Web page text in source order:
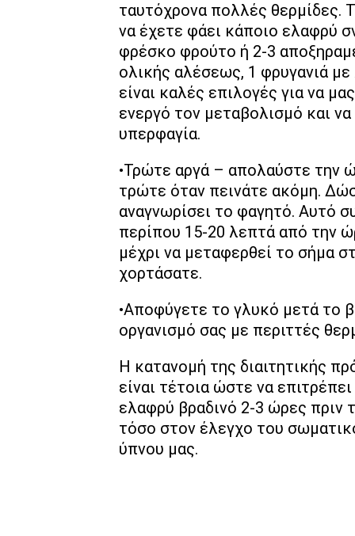
ταυτόχρονα πολλές θερμίδες.
να έχετε φάει κάποιο ελαφρύ
φρέσκο φρούτο ή 2-3
ολικής αλέσεως, 1 φρυγανιά
είναι καλές επιλογές για να
ενεργό τον μεταβολισμό και
υπερφαγία.
•Τρώτε αργά – απολαύστε την
τρώτε όταν πεινάτε ακόμη.
αναγνωρίσει το φαγητό. Αυτό
περίπου 15-20 λεπτά από την
μέχρι να μεταφερθεί το σήμα
χορτάσατε.
•Αποφύγετε το γλυκό μετά το
οργανισμό σας με περιττές
Η κατανομή της διαιτητικής
είναι τέτοια ώστε να
ελαφρύ βραδινό 2-3 ώρες πριν
τόσο στον έλεγχο του
ύπνου μας.